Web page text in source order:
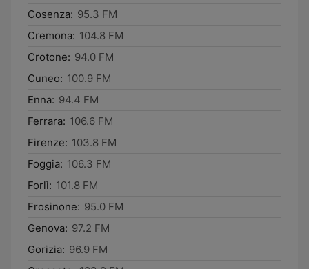
Cosenza: 95.3 FM
Cremona: 104.8 FM
Crotone: 94.0 FM
Cuneo: 100.9 FM
Enna: 94.4 FM
Ferrara: 106.6 FM
Firenze: 103.8 FM
Foggia: 106.3 FM
Forlì: 101.8 FM
Frosinone: 95.0 FM
Genova: 97.2 FM
Gorizia: 96.9 FM